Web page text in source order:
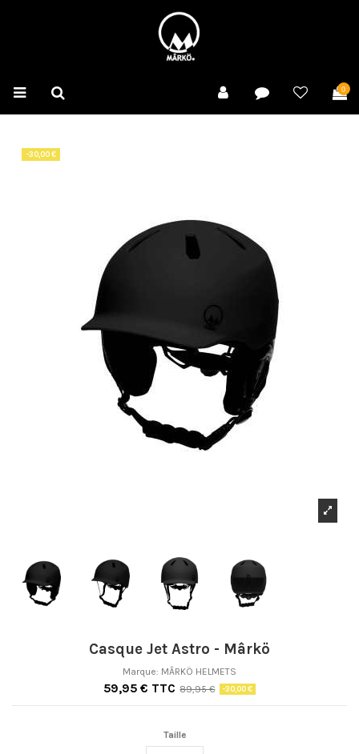
0
-30,00 €
Casque Jet Astro - Mârkö
Marque: MÂRKÖ HELMETS
59,95 € TTC 89,95 € -30,00 €
Taille